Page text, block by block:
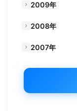
2009年
2008年
2007年